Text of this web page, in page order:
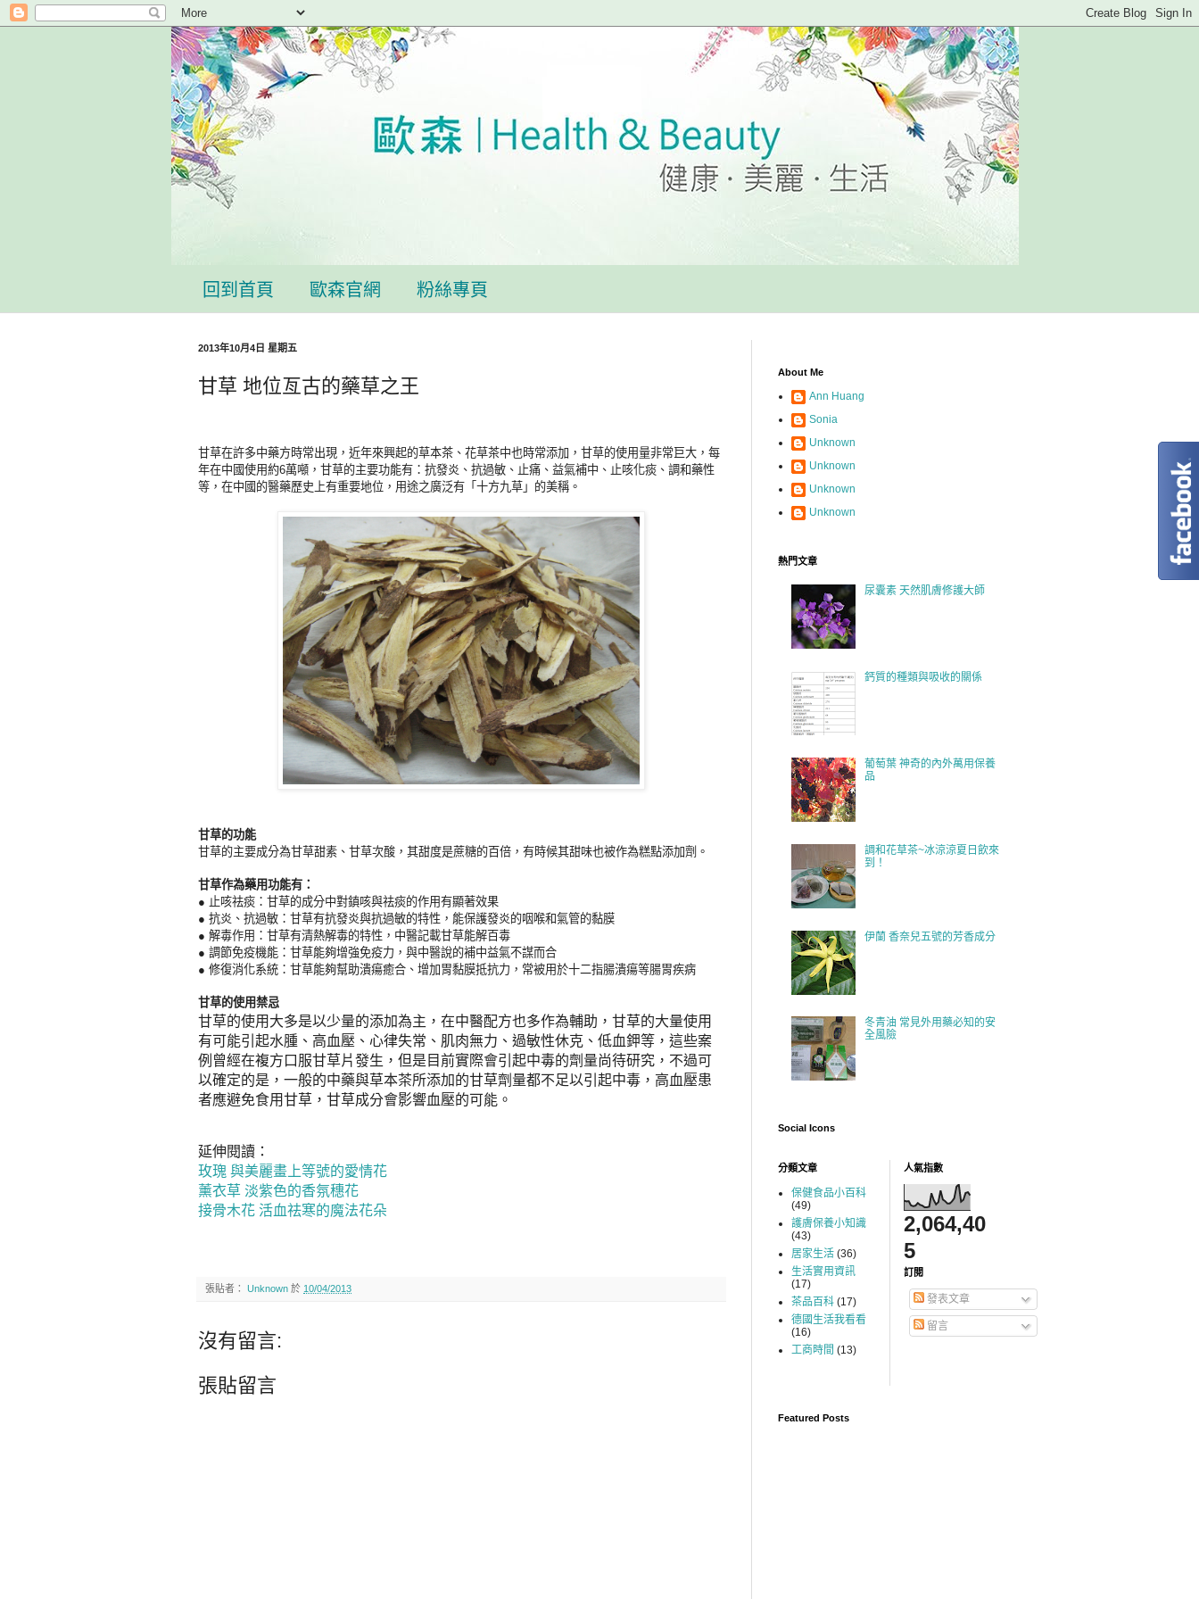
回到首頁 歐森官網 粉絲專頁
2013年10月4日 星期五
甘草 地位亙古的藥草之王
甘草在許多中藥方時常出現，近年來興起的草本茶、花草茶中也時常添加，甘草的使用量非常巨大，每
年在中國使用約6萬噸，甘草的主要功能有：抗發炎、抗過敏、止痛、益氣補中、止咳化痰、調和藥性
等，在中國的醫藥歷史上有重要地位，用途之廣泛有「十方九草」的美稱。
甘草的功能
甘草的主要成分為甘草甜素、甘草次酸，其甜度是蔗糖的百倍，有時候其甜味也被作為糕點添加劑。
甘草作為藥用功能有：
● 止咳祛痰：甘草的成分中對鎮咳與祛痰的作用有顯著效果
● 抗炎、抗過敏：甘草有抗發炎與抗過敏的特性，能保護發炎的咽喉和氣管的黏膜
● 解毒作用：甘草有清熱解毒的特性，中醫記載甘草能解百毒
● 調節免疫機能：甘草能夠增強免疫力，與中醫說的補中益氣不謀而合
● 修復消化系統：甘草能夠幫助潰瘍癒合、增加胃黏膜抵抗力，常被用於十二指腸潰瘍等腸胃疾病
甘草的使用禁忌
甘草的使用大多是以少量的添加為主，在中醫配方也多作為輔助，甘草的大量使用
有可能引起水腫、高血壓、心律失常、肌肉無力、過敏性休克、低血鉀等，這些案
例曾經在複方口服甘草片發生，但是目前實際會引起中毒的劑量尚待研究，不過可
以確定的是，一般的中藥與草本茶所添加的甘草劑量都不足以引起中毒，高血壓患
者應避免食用甘草，甘草成分會影響血壓的可能。
延伸閱讀：
玫瑰 與美麗畫上等號的愛情花
薰衣草 淡紫色的香氛穗花
接骨木花 活血祛寒的魔法花朵
張貼者： Unknown 於 10/04/2013
沒有留言:
張貼留言
About Me
Ann Huang
Sonia
Unknown
Unknown
Unknown
Unknown
熱門文章
尿囊素 天然肌膚修護大師
鈣質的種類與吸收的關係
葡萄葉 神奇的內外萬用保養
品
調和花草茶~冰涼涼夏日飲來
到！
伊蘭 香奈兒五號的芳香成分
冬青油 常見外用藥必知的安
全風險
Social Icons
分類文章
保健食品小百科
(49)
護膚保養小知識
(43)
居家生活 (36)
生活實用資訊
(17)
茶品百科 (17)
德國生活我看看
(16)
工商時間 (13)
人氣指數
2,064,40
5
訂閱
發表文章
留言
Featured Posts